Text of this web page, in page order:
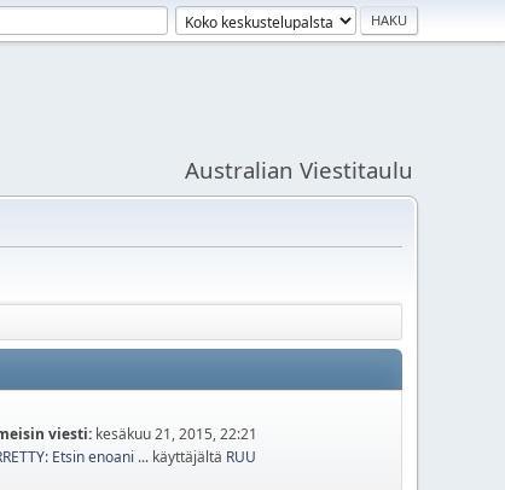
Australian Viestitaulu
viesti: kesäkuu 21, 2015, 22:21
Etsin enoani ... käyttäjältä RUU